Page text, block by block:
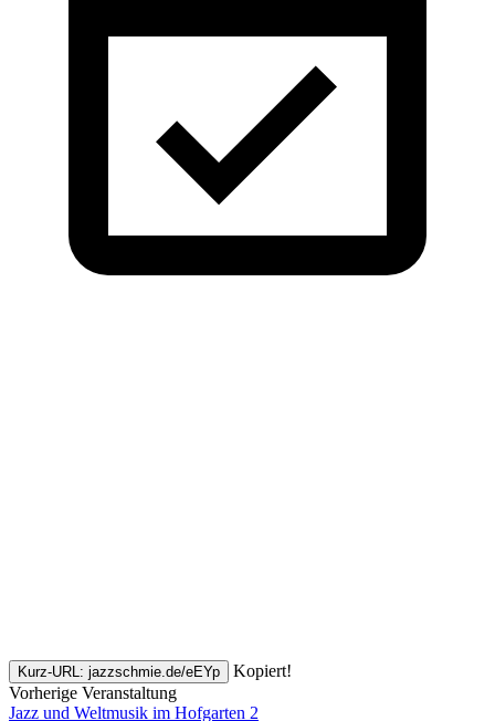
Kurz-URL: jazzschmie.de/eEYp
Kopiert!
Vorherige Veranstaltung
Jazz und Weltmusik im Hofgarten 2